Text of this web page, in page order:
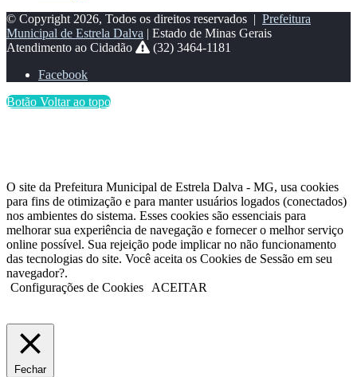
© Copyright 2026, Todos os direitos reservados | Prefeitura
Municipal de Estrela Dalva | Estado de Minas Gerais
Atendimento ao Cidadão
(32) 3464-1181
Facebook
Botão Voltar ao topo
O site da Prefeitura Municipal de Estrela Dalva - MG, usa cookies
para fins de otimização e para manter usuários logados (conectados)
nos ambientes do sistema. Esses cookies são essenciais para
melhorar sua experiência de navegação e fornecer o melhor serviço
online possível. Sua rejeição pode implicar no não funcionamento
das tecnologias do site. Você aceita os Cookies de Sessão em seu
navegador?.
Configurações de Cookies
ACEITAR
Fechar